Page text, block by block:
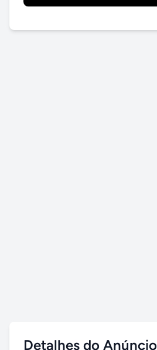
Detalhes do Anúncio